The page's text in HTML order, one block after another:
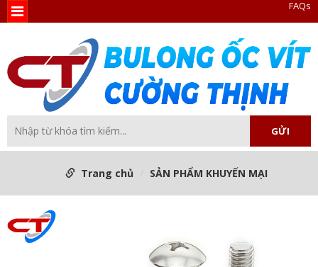
FAQs
Trang chủ SẢN PHẨM KHUYẾN MẠI